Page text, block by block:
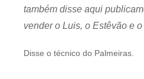
também disse aqui
vender o Luis, o Estêvão e
Disse o técnico do Palmeiras.